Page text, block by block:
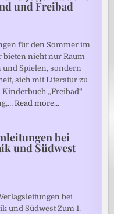
und Freibad
für den Sommer im
bieten nicht nur Raum
Spielen, sondern
sich mit Literatur zu
Kinderbuch „Freibad“
Read more…
bei
und Südwest
bei
und Südwest Zum 1.